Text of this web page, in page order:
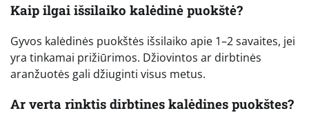
Kaip ilgai išsilaiko kalėdinė puokštė?
Gyvos kalėdinės puokštės išsilaiko apie 1–2 savaites, jei
yra tinkamai prižiūrimos. Džiovintos ar dirbtinės
aranžuotės gali džiuginti visus metus.
Ar verta rinktis dirbtines kalėdines puokštes?